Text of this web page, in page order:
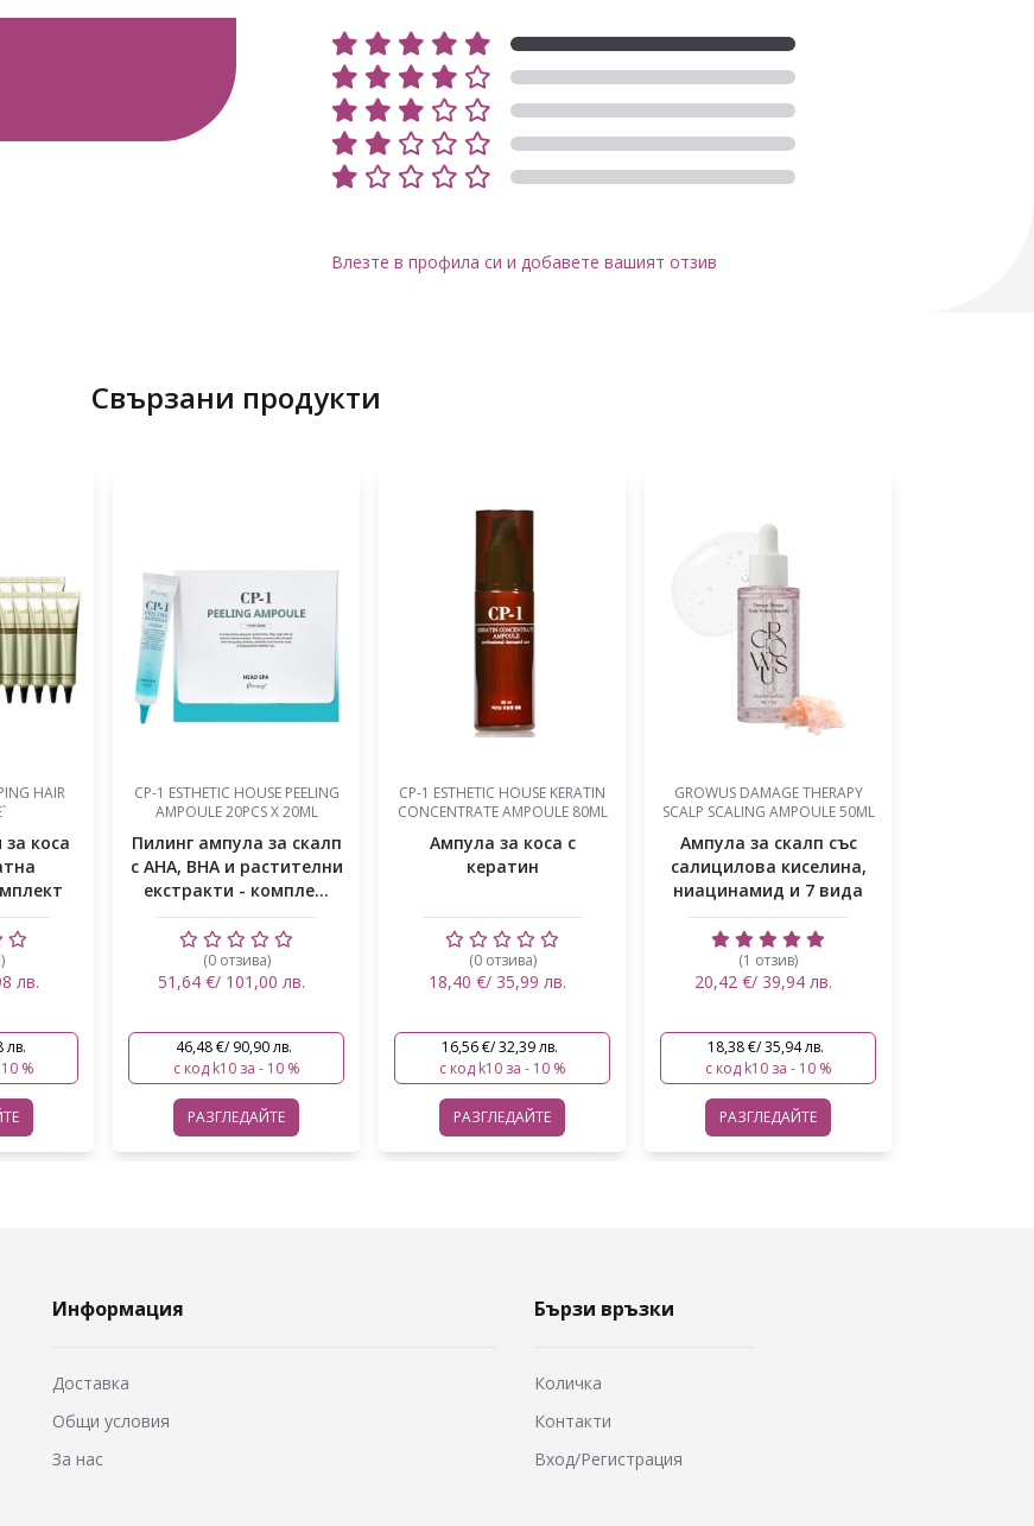
Влезте в профила си и добавете вашият отзив
Свързани продукти
PEELING
20ML
скалп
лв.
лв.
%
CP-1 ESTHETIC HOUSE KERATIN
CONCENTRATE AMPOULE 80ML
Ампула за коса с
кератин
(0 отзива)
18,40 €/ 35,99 лв.
16,56 €/ 32,39 лв.
с код k10 за - 10 %
РАЗГЛЕДАЙТЕ
GROWUS DAMAGE THERAPY
SCALP SCALING AMPOULE 50ML
Ампула за скалп със
салицилова киселина,
кола...
(1 отзив)
20,42 €/ 39,94 лв.
18,38 €/ 35,94 лв.
с код k10 за - 10 %
РАЗГЛЕДАЙТЕ
CP-1 ESTHETIC HOUSE PEELING
AMPOULE 1PCS - MINI
Пилинг ампула за скалп
с AHA, BHA и растителни
екстракти - мини 1...
(6 отзива)
2,86 €/ 5,59 лв.
2,57 €/ 5,03 лв.
с код k10 за - 10 %
РАЗГЛЕДАЙТЕ
Информация
Доставка
Общи условия
За нас
Бързи връзки
Количка
Контакти
Вход/Регистрация